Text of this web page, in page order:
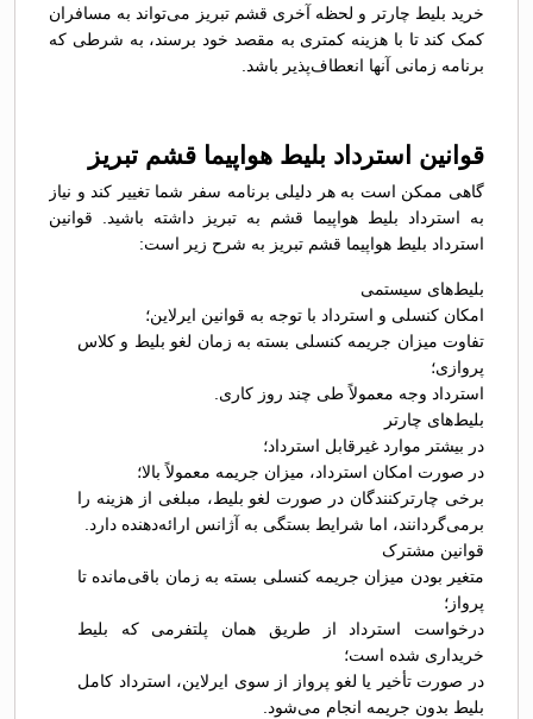
خرید بلیط چارتر و لحظه آخری قشم تبریز می‌تواند به مسافران
کمک کند تا با هزینه کمتری به مقصد خود برسند، به شرطی که
برنامه زمانی آنها انعطاف‌پذیر باشد.
قوانین استرداد بلیط هواپیما قشم تبریز
گاهی ممکن است به هر دلیلی برنامه سفر شما تغییر کند و نیاز
به استرداد بلیط هواپیما قشم به تبریز داشته باشید. قوانین
استرداد بلیط هواپیما قشم تبریز به شرح زیر است:
بلیط‌های سیستمی
امکان کنسلی و استرداد با توجه به قوانین ایرلاین؛
تفاوت میزان جریمه کنسلی بسته به زمان لغو بلیط و کلاس
پروازی؛
استرداد وجه معمولاً طی چند روز کاری.
بلیط‌های چارتر
در بیشتر موارد غیرقابل استرداد؛
در صورت امکان استرداد، میزان جریمه معمولاً بالا؛
برخی چارترکنندگان در صورت لغو بلیط، مبلغی از هزینه را
برمی‌گردانند، اما شرایط بستگی به آژانس ارائه‌دهنده دارد.
قوانین مشترک
متغیر بودن میزان جریمه کنسلی بسته به زمان باقی‌مانده تا
پرواز؛
درخواست استرداد از طریق همان پلتفرمی که بلیط
خریداری شده است؛
در صورت تأخیر یا لغو پرواز از سوی ایرلاین، استرداد کامل
بلیط بدون جریمه انجام می‌شود.